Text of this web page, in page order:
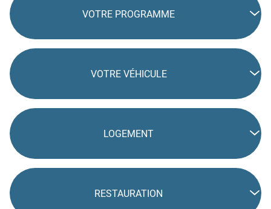
VOTRE PROGRAMME
VOTRE VÉHICULE
LOGEMENT
RESTAURATION